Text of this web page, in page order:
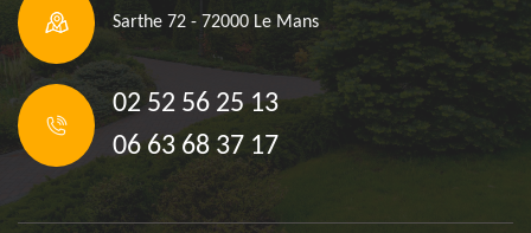
Sarthe 72 - 72000 Le Mans
02 52 56 25 13
06 63 68 37 17